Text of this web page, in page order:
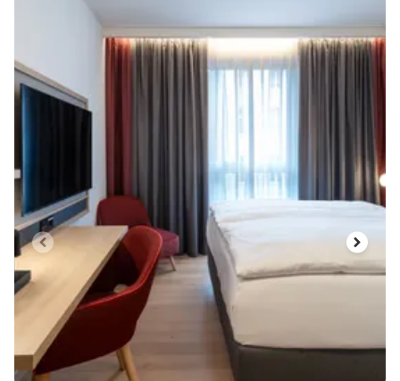
BON D'HÉBERGEMENT DE
CATÉGORIE 4 (35 000 POINTS)